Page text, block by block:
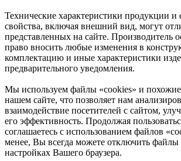
Технические характеристики продукции и
свойства, включая внешний вид, могут
представленных на сайте. Производитель
право вносить любые изменения в
комплектацию и иные характеристики
предварительного уведомления.
Мы используем файлы «cookies» и
нашем сайте, что позволяет нам
взаимодействие посетителей с сайтом,
его эффективность. Продолжая
соглашаетесь с использованием файлов
менее, Вы всегда можете отключить файлы
настройках Вашего браузера.